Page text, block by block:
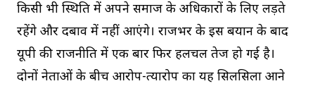
किसी भी स्थिति में अपने समाज के अधिकारों के लिए लड़ते
रहेंगे और दबाव में नहीं आएंगे। राजभर के इस बयान के बाद
यूपी की राजनीति में एक बार फिर हलचल तेज हो गई है।
दोनों नेताओं के बीच आरोप-प्रत्यारोप का यह सिलसिला आने